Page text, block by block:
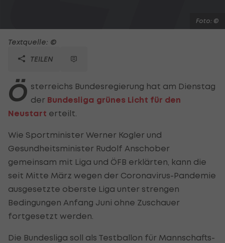
Foto: ©
Textquelle: ©
TEILEN
Ö sterreichs Bundesregierung hat am Dienstag
der Bundesliga grünes Licht für den
Neustart erteilt.
Wie Sportminister Werner Kogler und
Gesundheitsminister Rudolf Anschober
gemeinsam mit Liga und ÖFB erklärten, kann die
seit Mitte März wegen der Coronavirus-Pandemie
ausgesetzte oberste Liga unter strengen
Bedingungen Anfang Juni ohne Zuschauer
fortgesetzt werden.
Die Bundesliga soll als Testballon für Mannschafts-